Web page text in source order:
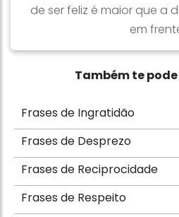
de ser feliz é maior que a
em
Também te
Frases de Ingratidão
Frases de Desprezo
Frases de Reciprocidade
Frases de Respeito